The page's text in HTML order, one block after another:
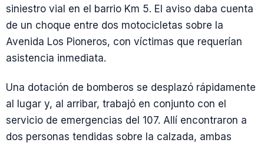
siniestro vial en el barrio Km 5. El aviso daba cuenta
de un choque entre dos motocicletas sobre la
Avenida Los Pioneros, con víctimas que requerían
asistencia inmediata.
Una dotación de bomberos se desplazó rápidamente
al lugar y, al arribar, trabajó en conjunto con el
servicio de emergencias del 107. Allí encontraron a
dos personas tendidas sobre la calzada, ambas